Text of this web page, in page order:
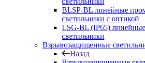
BLSP-BL линейные
светильники с оптикой
LSG-BL (IP65)
светильники
Взрывозащищенные
Назад